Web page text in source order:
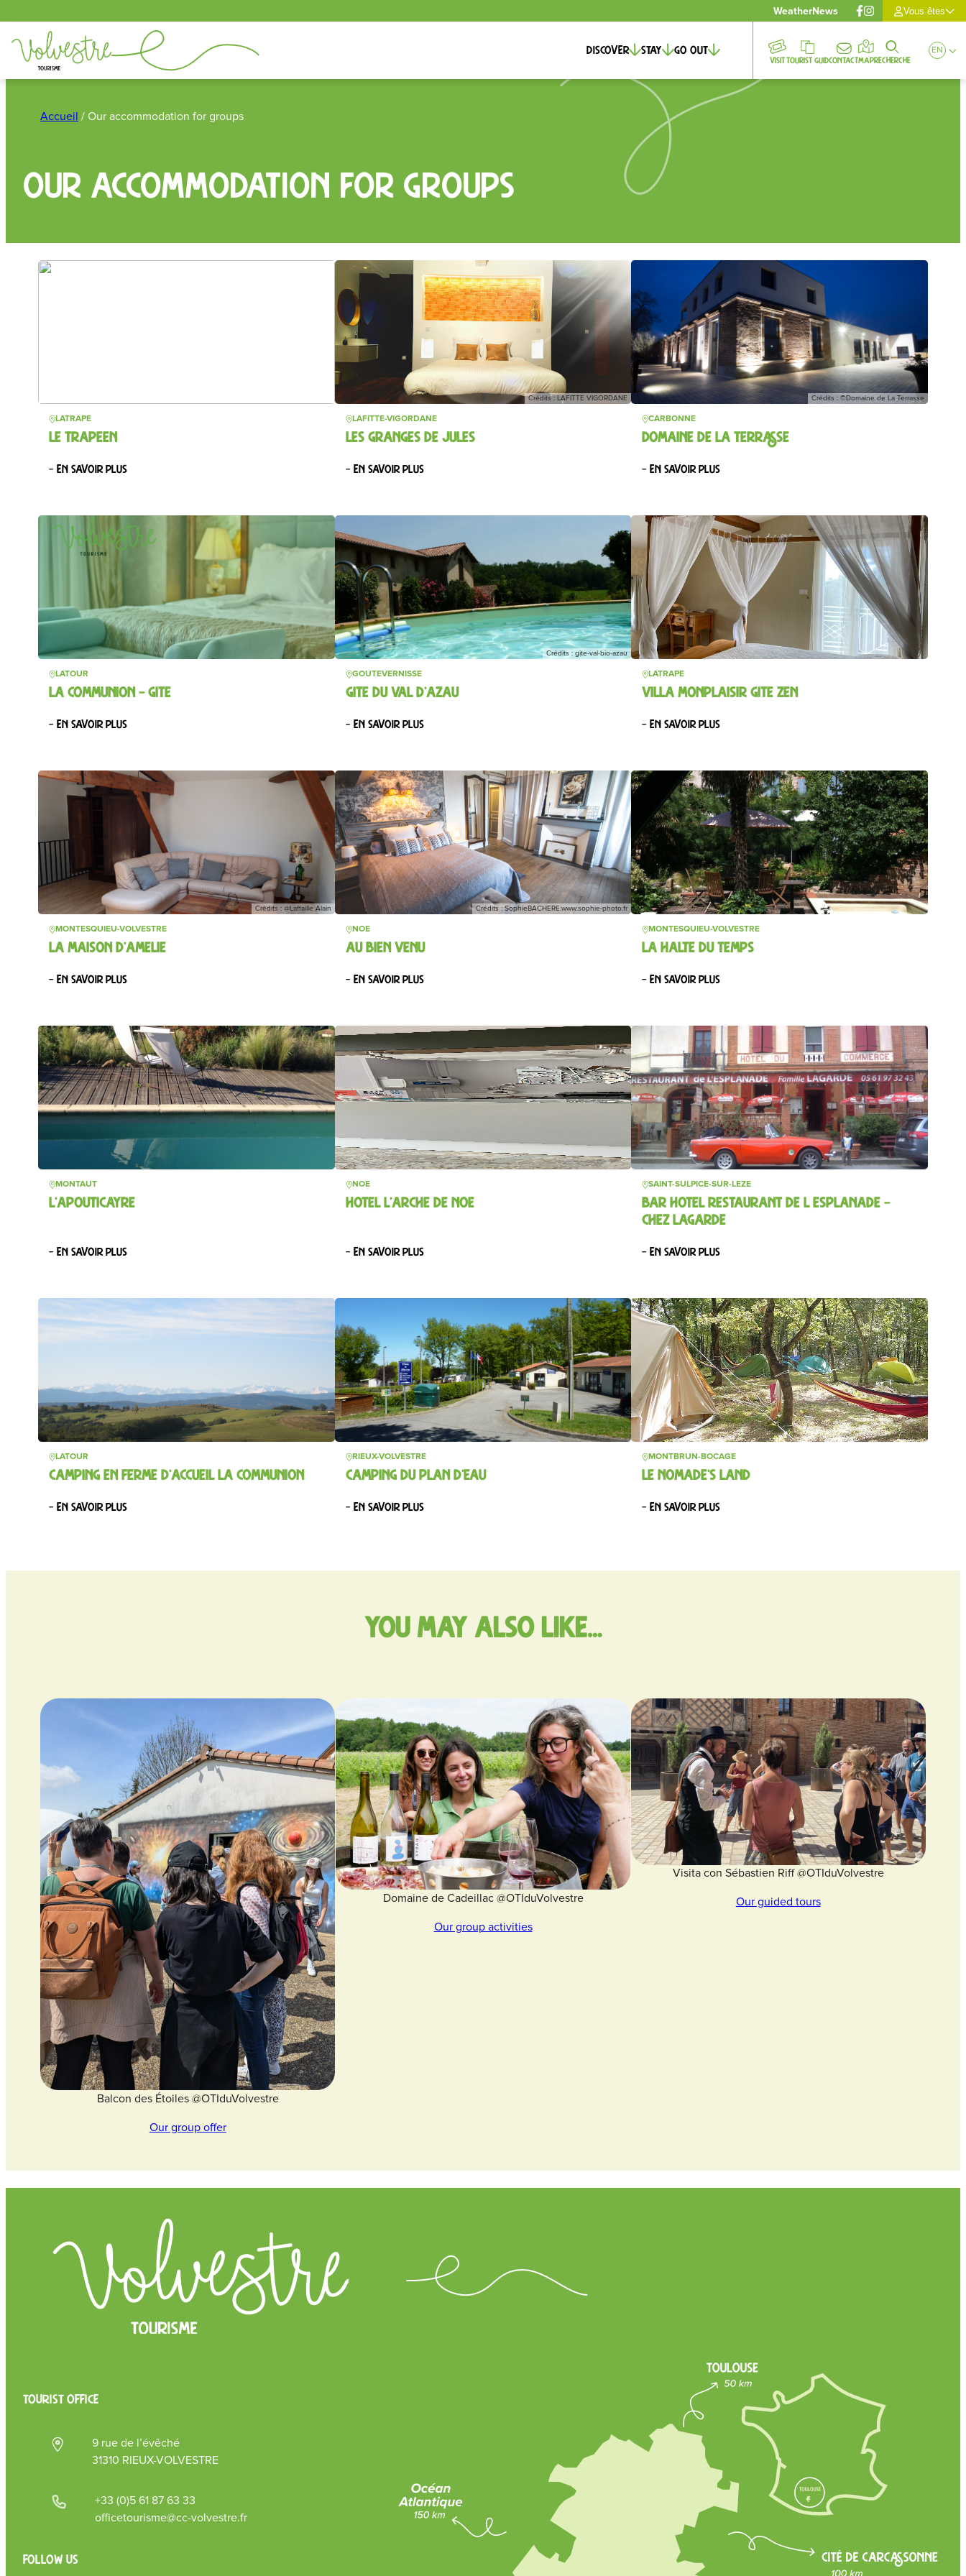
content
WeatherNews Vous êtes
Discover Stay Go out
Visit Tourist guidContactMapRecherche
EN
Accueil / Our accommodation for groups
Our accommodation for groups
LATRAPE
LE TRAPEEN
– En savoir plus
Crédits : LAFITTE VIGORDANE
LAFITTE-VIGORDANE
LES GRANGES DE JULES
– En savoir plus
Crédits : ©Domaine de La Terrasse
CARBONNE
DOMAINE DE LA TERRASSE
– En savoir plus
LATOUR
LA COMMUNION – GITE
– En savoir plus
Crédits : gite-val-bio-azau
GOUTEVERNISSE
GITE DU VAL D’AZAU
– En savoir plus
LATRAPE
VILLA MONPLAISIR GITE ZEN
– En savoir plus
Crédits : @Laffaille Alain
MONTESQUIEU-VOLVESTRE
LA MAISON D’AMELIE
– En savoir plus
Crédits : SophieBACHERE.www.sophie-photo.fr
NOE
AU BIEN VENU
– En savoir plus
MONTESQUIEU-VOLVESTRE
LA HALTE DU TEMPS
– En savoir plus
MONTAUT
L’APOUTICAYRE
– En savoir plus
NOE
HOTEL L’ARCHE DE NOE
– En savoir plus
SAINT-SULPICE-SUR-LEZE
BAR HOTEL RESTAURANT DE L ESPLANADE –
CHEZ LAGARDE
– En savoir plus
LATOUR
CAMPING EN FERME D’ACCUEIL LA COMMUNION
– En savoir plus
RIEUX-VOLVESTRE
CAMPING DU PLAN D’EAU
– En savoir plus
MONTBRUN-BOCAGE
LE NOMADE’S LAND
– En savoir plus
You may also like…
Balcon des Étoiles @OTIduVolvestre
Our group offer
Domaine de Cadeillac @OTIduVolvestre
Our group activities
Visita con Sébastien Riff @OTIduVolvestre
Our guided tours
TOURIST OFFICE
9 rue de l’évêché
31310 RIEUX-VOLVESTRE
+33 (0)5 61 87 63 33
officetourisme@cc-volvestre.fr
Follow us